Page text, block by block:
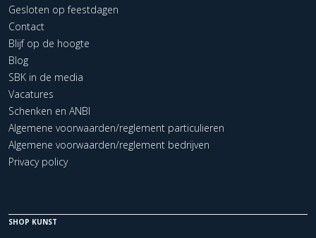
Gesloten op feestdagen
Contact
Blijf op de hoogte
Blog
SBK in de media
Vacatures
Schenken en ANBI
Algemene voorwaarden/reglement particulieren
Algemene voorwaarden/reglement bedrijven
Privacy policy
SHOP KUNST